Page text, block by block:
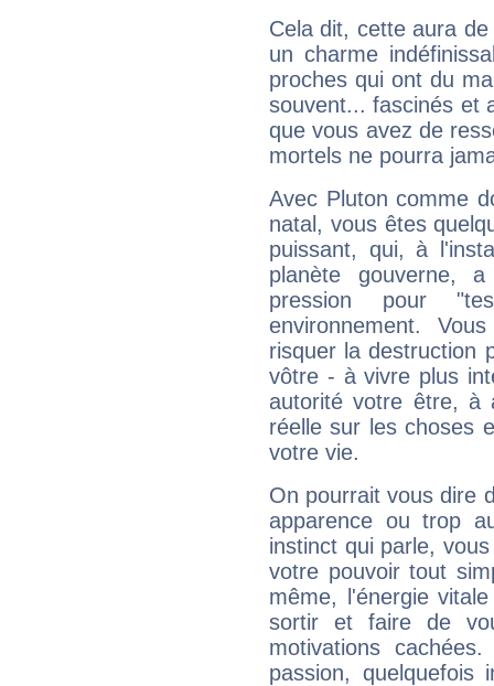
Cela dit, cette aura
un charme
proches qui ont du
souvent... fascinés et
que vous avez de
mortels ne pourra
Avec Pluton comme
natal, vous êtes
puissant, qui, à
planète gouverne,
pression pour
environnement.
risquer la destruction
vôtre - à vivre plus
autorité votre être, à
réelle sur les choses
votre vie.
On pourrait vous dire
apparence ou trop
instinct qui parle,
votre pouvoir tout
même, l'énergie
sortir et faire de
motivations
passion, quelquefois